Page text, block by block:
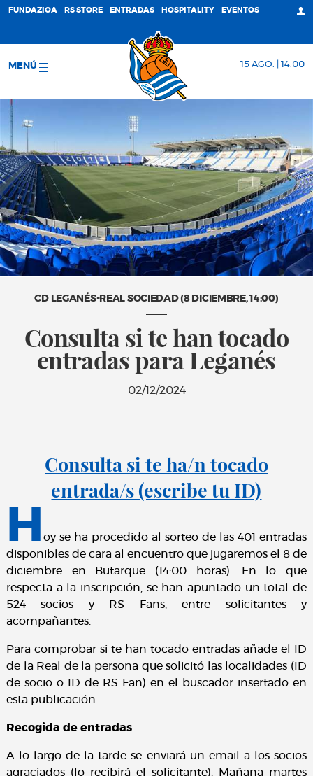
FUNDAZIOA RS STORE ENTRADAS HOSPITALITY EVENTOS
MENÚ 15 AGO. | 14:00
CD LEGANÉS-REAL SOCIEDAD (8 DICIEMBRE, 14:00)
Consulta si te han tocado
entradas para Leganés
02/12/2024
Consulta si te ha/n tocado
entrada/s (escribe tu ID)
H
oy se ha procedido al sorteo de las 401 entradas
disponibles de cara al encuentro que jugaremos el 8 de
diciembre en Butarque (14:00 horas). En lo que
respecta a la inscripción, se han apuntado un total de
524 socios y RS Fans, entre solicitantes y
acompañantes.
Para comprobar si te han tocado entradas añade el ID
de la Real de la persona que solicitó las localidades (ID
de socio o ID de RS Fan) en el buscador insertado en
esta publicación.
Recogida de entradas
A lo largo de la tarde se enviará un email a los socios
agraciados (lo recibirá el solicitante). Mañana martes